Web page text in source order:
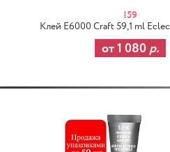
I59
Клей E6000 Craft 59,1 ml
от 1 080 р.